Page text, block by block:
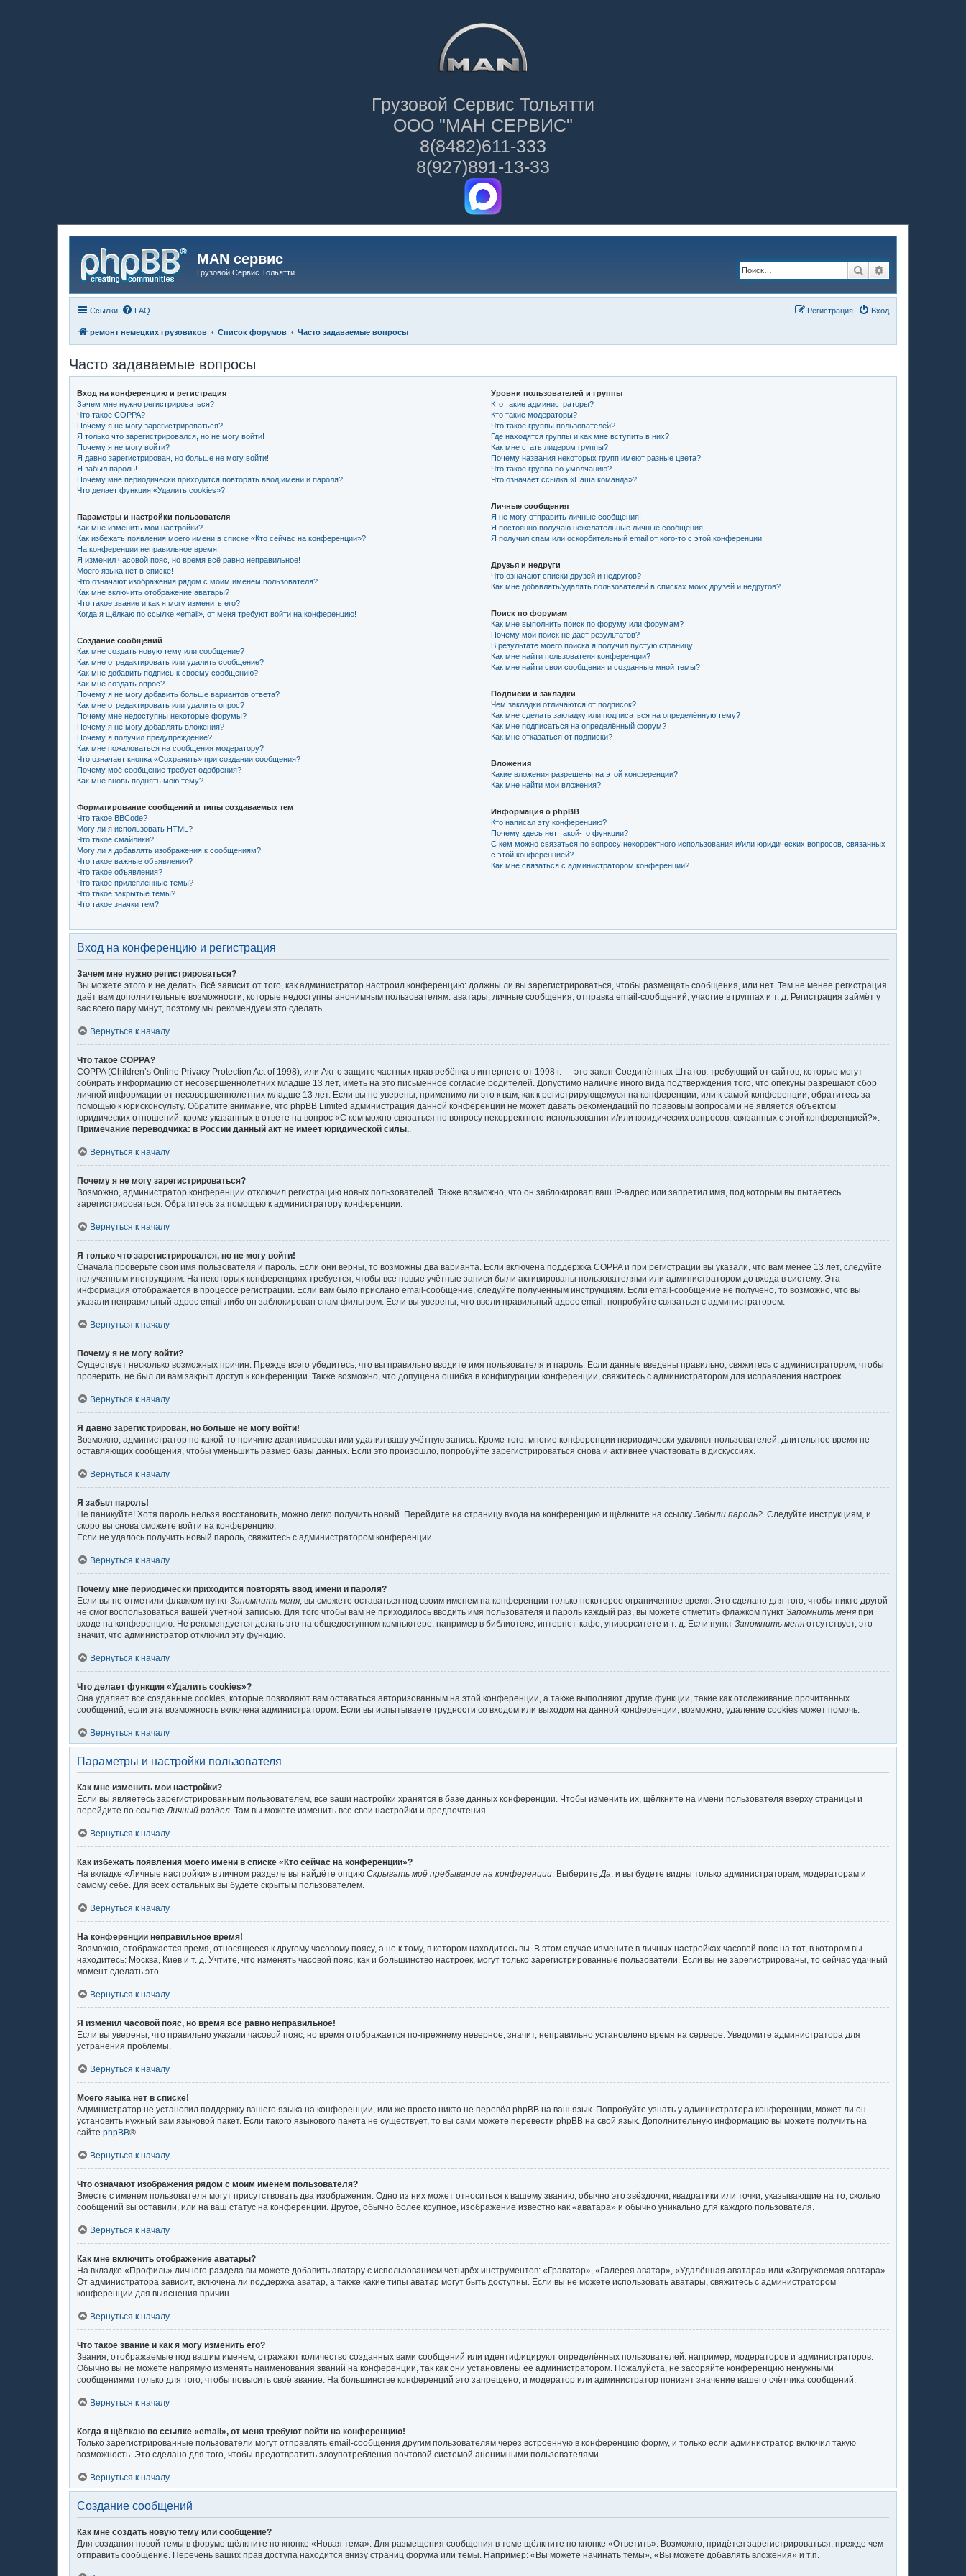
Грузовой Сервис Тольятти
ООО "МАН СЕРВИС"
8(8482)611-333
8(927)891-13-33
MAN сервис
Грузовой Сервис Тольятти Поиск
Ссылки FAQ Вход
Регистрация
ремонт немецких грузовиков Список форумов Часто задаваемые вопросы
Часто задаваемые вопросы
Вход на конференцию и регистрация
Зачем мне нужно регистрироваться?
Что такое COPPA?
Почему я не могу зарегистрироваться?
Я только что зарегистрировался, но не могу войти!
Почему я не могу войти?
Я давно зарегистрирован, но больше не могу войти!
Я забыл пароль!
Почему мне периодически приходится повторять ввод имени и пароля?
Что делает функция «Удалить cookies»?
Параметры и настройки пользователя
Как мне изменить мои настройки?
Как избежать появления моего имени в списке «Кто сейчас на конференции»?
На конференции неправильное время!
Я изменил часовой пояс, но время всё равно неправильное!
Моего языка нет в списке!
Что означают изображения рядом с моим именем пользователя?
Как мне включить отображение аватары?
Что такое звание и как я могу изменить его?
Когда я щёлкаю по ссылке «email», от меня требуют войти на конференцию!
Создание сообщений
Как мне создать новую тему или сообщение?
Как мне отредактировать или удалить сообщение?
Как мне добавить подпись к своему сообщению?
Как мне создать опрос?
Почему я не могу добавить больше вариантов ответа?
Как мне отредактировать или удалить опрос?
Почему мне недоступны некоторые форумы?
Почему я не могу добавлять вложения?
Почему я получил предупреждение?
Как мне пожаловаться на сообщения модератору?
Что означает кнопка «Сохранить» при создании сообщения?
Почему моё сообщение требует одобрения?
Как мне вновь поднять мою тему?
Форматирование сообщений и типы создаваемых тем
Что такое BBCode?
Могу ли я использовать HTML?
Что такое смайлики?
Могу ли я добавлять изображения к сообщениям?
Что такое важные объявления?
Что такое объявления?
Что такое прилепленные темы?
Что такое закрытые темы?
Что такое значки тем?
Уровни пользователей и группы
Кто такие администраторы?
Кто такие модераторы?
Что такое группы пользователей?
Где находятся группы и как мне вступить в них?
Как мне стать лидером группы?
Почему названия некоторых групп имеют разные цвета?
Что такое группа по умолчанию?
Что означает ссылка «Наша команда»?
Личные сообщения
Я не могу отправить личные сообщения!
Я постоянно получаю нежелательные личные сообщения!
Я получил спам или оскорбительный email от кого-то с этой конференции!
Друзья и недруги
Что означают списки друзей и недругов?
Как мне добавлять/удалять пользователей в списках моих друзей и недругов?
Поиск по форумам
Как мне выполнить поиск по форуму или форумам?
Почему мой поиск не даёт результатов?
В результате моего поиска я получил пустую страницу!
Как мне найти пользователя конференции?
Как мне найти свои сообщения и созданные мной темы?
Подписки и закладки
Чем закладки отличаются от подписок?
Как мне сделать закладку или подписаться на определённую тему?
Как мне подписаться на определённый форум?
Как мне отказаться от подписки?
Вложения
Какие вложения разрешены на этой конференции?
Как мне найти мои вложения?
Информация о phpBB
Кто написал эту конференцию?
Почему здесь нет такой-то функции?
С кем можно связаться по вопросу некорректного использования и/или юридических вопросов, связанных
с этой конференцией?
Как мне связаться с администратором конференции?
Вход на конференцию и регистрация
Зачем мне нужно регистрироваться?
Вы можете этого и не делать. Всё зависит от того, как администратор настроил конференцию: должны ли вы зарегистрироваться, чтобы размещать сообщения, или нет. Тем не менее регистрация
даёт вам дополнительные возможности, которые недоступны анонимным пользователям: аватары, личные сообщения, отправка email-сообщений, участие в группах и т. д. Регистрация займёт у
вас всего пару минут, поэтому мы рекомендуем это сделать.
Вернуться к началу
Что такое COPPA?
COPPA (Children’s Online Privacy Protection Act of 1998), или Акт о защите частных прав ребёнка в интернете от 1998 г. — это закон Соединённых Штатов, требующий от сайтов, которые могут
собирать информацию от несовершеннолетних младше 13 лет, иметь на это письменное согласие родителей. Допустимо наличие иного вида подтверждения того, что опекуны разрешают сбор
личной информации от несовершеннолетних младше 13 лет. Если вы не уверены, применимо ли это к вам, как к регистрирующемуся на конференции, или к самой конференции, обратитесь за
помощью к юрисконсульту. Обратите внимание, что phpBB Limited администрация данной конференции не может давать рекомендаций по правовым вопросам и не является объектом
юридических отношений, кроме указанных в ответе на вопрос «С кем можно связаться по вопросу некорректного использования и/или юридических вопросов, связанных с этой конференцией?».
Примечание переводчика: в России данный акт не имеет юридической силы.
Вернуться к началу
Почему я не могу зарегистрироваться?
Возможно, администратор конференции отключил регистрацию новых пользователей. Также возможно, что он заблокировал ваш IP-адрес или запретил имя, под которым вы пытаетесь
зарегистрироваться. Обратитесь за помощью к администратору конференции.
Вернуться к началу
Я только что зарегистрировался, но не могу войти!
Сначала проверьте свои имя пользователя и пароль. Если они верны, то возможны два варианта. Если включена поддержка COPPA и при регистрации вы указали, что вам менее 13 лет, следуйте
полученным инструкциям. На некоторых конференциях требуется, чтобы все новые учётные записи были активированы пользователями или администратором до входа в систему. Эта
информация отображается в процессе регистрации. Если вам было прислано email-сообщение, следуйте полученным инструкциям. Если email-сообщение не получено, то возможно, что вы
указали неправильный адрес email либо он заблокирован спам-фильтром. Если вы уверены, что ввели правильный адрес email, попробуйте связаться с администратором.
Вернуться к началу
Почему я не могу войти?
Существует несколько возможных причин. Прежде всего убедитесь, что вы правильно вводите имя пользователя и пароль. Если данные введены правильно, свяжитесь с администратором, чтобы
проверить, не был ли вам закрыт доступ к конференции. Также возможно, что допущена ошибка в конфигурации конференции, свяжитесь с администратором для исправления настроек.
Вернуться к началу
Я давно зарегистрирован, но больше не могу войти!
Возможно, администратор по какой-то причине деактивировал или удалил вашу учётную запись. Кроме того, многие конференции периодически удаляют пользователей, длительное время не
оставляющих сообщения, чтобы уменьшить размер базы данных. Если это произошло, попробуйте зарегистрироваться снова и активнее участвовать в дискуссиях.
Вернуться к началу
Я забыл пароль!
Не паникуйте! Хотя пароль нельзя восстановить, можно легко получить новый. Перейдите на страницу входа на конференцию и щёлкните на ссылку Забыли пароль? . Следуйте инструкциям, и
скоро вы снова сможете войти на конференцию.
Если не удалось получить новый пароль, свяжитесь с администратором конференции.
Вернуться к началу
Почему мне периодически приходится повторять ввод имени и пароля?
Если вы не отметили флажком пункт Запомнить меня , вы сможете оставаться под своим именем на конференции только некоторое ограниченное время. Это сделано для того, чтобы никто другой
не смог воспользоваться вашей учётной записью. Для того чтобы вам не приходилось вводить имя пользователя и пароль каждый раз, вы можете отметить флажком пункт Запомнить меня при
входе на конференцию. Не рекомендуется делать это на общедоступном компьютере, например в библиотеке, интернет-кафе, университете и т. д. Если пункт Запомнить меня отсутствует, это
значит, что администратор отключил эту функцию.
Вернуться к началу
Что делает функция «Удалить cookies»?
Она удаляет все созданные cookies, которые позволяют вам оставаться авторизованным на этой конференции, а также выполняют другие функции, такие как отслеживание прочитанных
сообщений, если эта возможность включена администратором. Если вы испытываете трудности со входом или выходом на данной конференции, возможно, удаление cookies может помочь.
Вернуться к началу
Параметры и настройки пользователя
Как мне изменить мои настройки?
Если вы являетесь зарегистрированным пользователем, все ваши настройки хранятся в базе данных конференции. Чтобы изменить их, щёлкните на имени пользователя вверху страницы и
перейдите по ссылке Личный раздел . Там вы можете изменить все свои настройки и предпочтения.
Вернуться к началу
Как избежать появления моего имени в списке «Кто сейчас на конференции»?
На вкладке «Личные настройки» в личном разделе вы найдёте опцию Скрывать моё пребывание на конференции . Выберите Да , и вы будете видны только администраторам, модераторам и
самому себе. Для всех остальных вы будете скрытым пользователем.
Вернуться к началу
На конференции неправильное время!
Возможно, отображается время, относящееся к другому часовому поясу, а не к тому, в котором находитесь вы. В этом случае измените в личных настройках часовой пояс на тот, в котором вы
находитесь: Москва, Киев и т. д. Учтите, что изменять часовой пояс, как и большинство настроек, могут только зарегистрированные пользователи. Если вы не зарегистрированы, то сейчас удачный
момент сделать это.
Вернуться к началу
Я изменил часовой пояс, но время всё равно неправильное!
Если вы уверены, что правильно указали часовой пояс, но время отображается по-прежнему неверное, значит, неправильно установлено время на сервере. Уведомите администратора для
устранения проблемы.
Вернуться к началу
Моего языка нет в списке!
Администратор не установил поддержку вашего языка на конференции, или же просто никто не перевёл phpBB на ваш язык. Попробуйте узнать у администратора конференции, может ли он
установить нужный вам языковой пакет. Если такого языкового пакета не существует, то вы сами можете перевести phpBB на свой язык. Дополнительную информацию вы можете получить на
сайте phpBB®.
Вернуться к началу
Что означают изображения рядом с моим именем пользователя?
Вместе с именем пользователя могут присутствовать два изображения. Одно из них может относиться к вашему званию, обычно это звёздочки, квадратики или точки, указывающие на то, сколько
сообщений вы оставили, или на ваш статус на конференции. Другое, обычно более крупное, изображение известно как «аватара» и обычно уникально для каждого пользователя.
Вернуться к началу
Как мне включить отображение аватары?
На вкладке «Профиль» личного раздела вы можете добавить аватару с использованием четырёх инструментов: «Граватар», «Галерея аватар», «Удалённая аватара» или «Загружаемая аватара».
От администратора зависит, включена ли поддержка аватар, а также какие типы аватар могут быть доступны. Если вы не можете использовать аватары, свяжитесь с администратором
конференции для выяснения причин.
Вернуться к началу
Что такое звание и как я могу изменить его?
Звания, отображаемые под вашим именем, отражают количество созданных вами сообщений или идентифицируют определённых пользователей: например, модераторов и администраторов.
Обычно вы не можете напрямую изменять наименования званий на конференции, так как они установлены её администратором. Пожалуйста, не засоряйте конференцию ненужными
сообщениями только для того, чтобы повысить своё звание. На большинстве конференций это запрещено, и модератор или администратор понизят значение вашего счётчика сообщений.
Вернуться к началу
Когда я щёлкаю по ссылке «email», от меня требуют войти на конференцию!
Только зарегистрированные пользователи могут отправлять email-сообщения другим пользователям через встроенную в конференцию форму, и только если администратор включил такую
возможность. Это сделано для того, чтобы предотвратить злоупотребления почтовой системой анонимными пользователями.
Вернуться к началу
Создание сообщений
Как мне создать новую тему или сообщение?
Для создания новой темы в форуме щёлкните по кнопке «Новая тема». Для размещения сообщения в теме щёлкните по кнопке «Ответить». Возможно, придётся зарегистрироваться, прежде чем
отправить сообщение. Перечень ваших прав доступа находится внизу страниц форума или темы. Например: «Вы можете начинать темы», «Вы можете добавлять вложения» и т.п.